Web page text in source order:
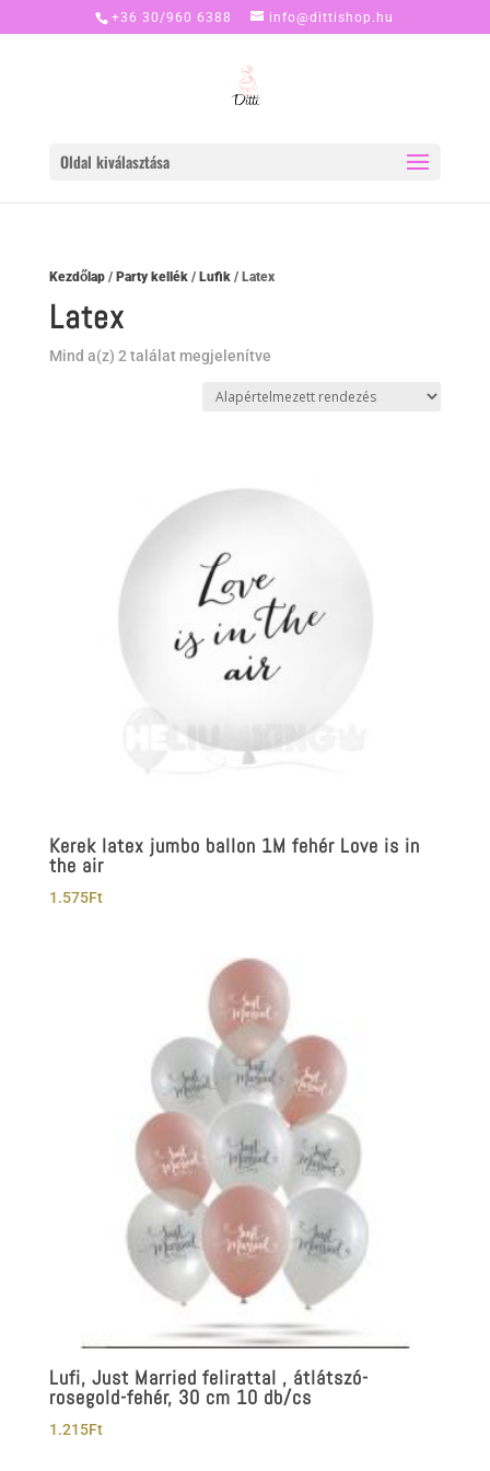
+36 30/960 6388 info@dittishop.hu
Oldal kiválasztása
Kezdőlap/ Party kellék/ Lufik/ Latex
Latex
Mind a(z) 2 találat megjelenítve
Kerek latex jumbo ballon 1M fehér Love is in
the air
1.575Ft
Lufi, Just Married felirattal , átlátszó-
rosegold-fehér, 30 cm 10 db/cs
1.215Ft